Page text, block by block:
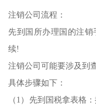
注销公司流程：
先到国所办理国的注
续!
注销公司可能要涉及到
具体步骤如下：
（1）先到国税拿表格